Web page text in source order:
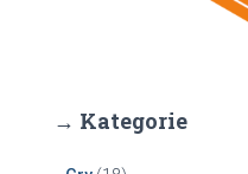
→ Kategorie